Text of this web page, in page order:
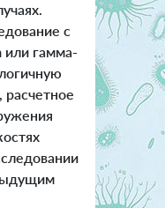
с
или гамма-
расчетное